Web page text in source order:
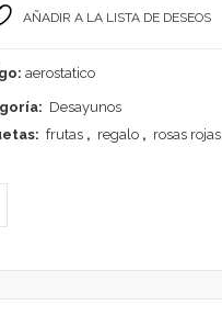
AÑADIR A LA LISTA DE DESEOS
aerostatico
Desayunos
frutas , regalo , rosas rojas